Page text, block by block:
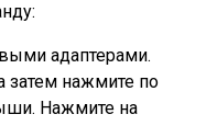
адаптерами.
затем нажмите по
Нажмите на